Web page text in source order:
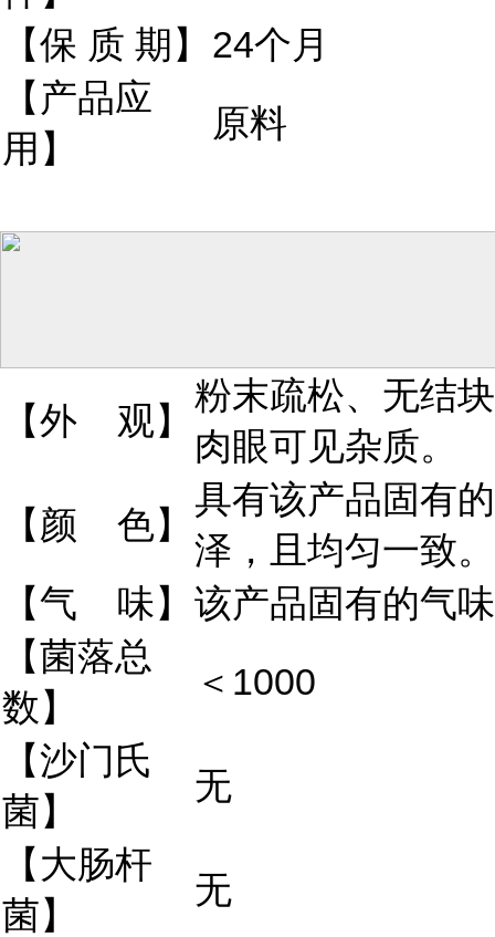
【保 质 期】 24个月
【产品应
用】
原料
【外 观】
粉末疏松、无结
肉眼可见杂质。
【颜 色】
具有该产品固有
泽，且均匀一致。
【气 味】 该产品固有的气
【菌落总
数】
＜1000
【沙门氏
菌】
无
【大肠杆
菌】
无